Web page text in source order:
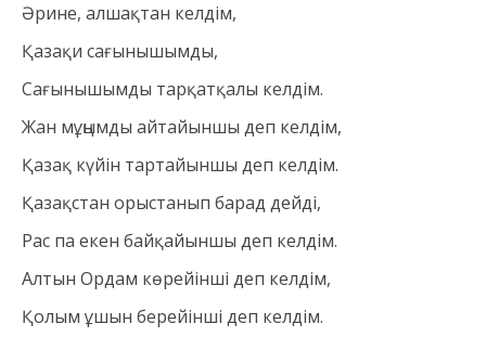
Әрине, алшақтан келдім,
Қазақи сағынышымды,
Сағынышымды тарқатқалы келдім.
Жан мұңымды айтайыншы деп келдім,
Қазақ күйін тартайыншы деп келдім.
Қазақстан орыстанып барад дейді,
Рас па екен байқайыншы деп келдім.
Алтын Ордам көрейінші деп келдім,
Қолым ұшын берейінші деп келдім.